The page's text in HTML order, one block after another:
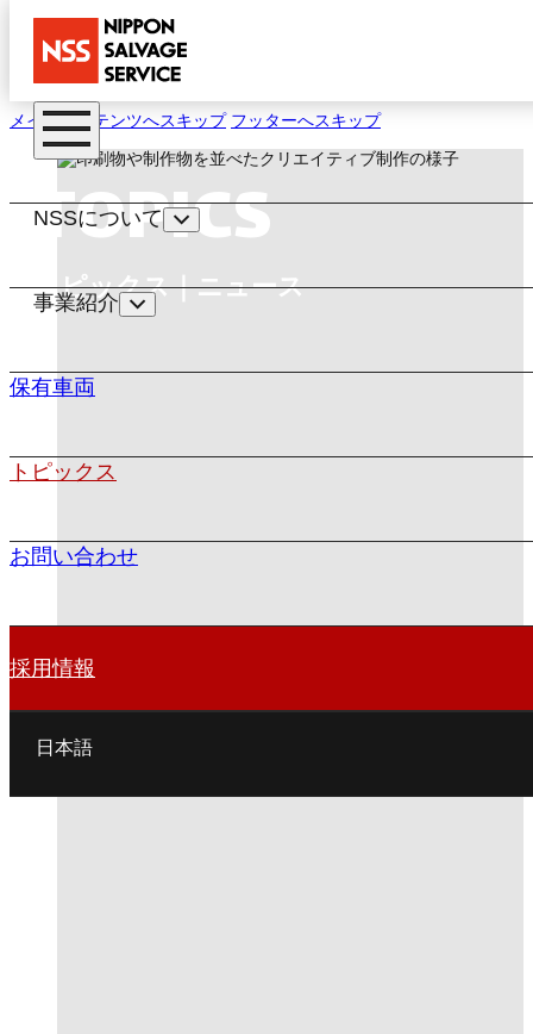
メインコンテンツへスキップ フッターへスキップ
NSSについて
事業紹介
保有車両
トピックス
お問い合わせ
採用情報
日本語
TOPICS
トピックス｜ニュース